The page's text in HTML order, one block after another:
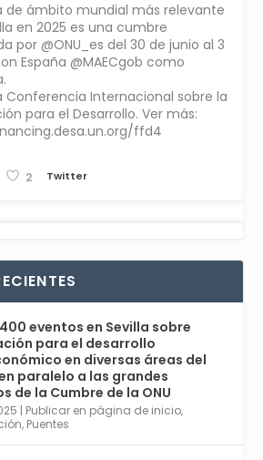
de ámbito mundial más relevante
en 2025 es una cumbre
por @ONU_es del 30 de junio al 3
España @MAECgob como
Conferencia Internacional sobre la
para el Desarrollo. Ver más:
ffd4
2 Twitter
en Sevilla este lunes 2 con la
Internacional sobre Catálisis, y
de Parasitología. Del día 3 al
de Metodología de Ciencias
la Salud; y los días 5 y 6 Jornadas
Industrial.
2 Twitter
eventos en Sevilla sobre
para el desarrollo
en diversas áreas del
paralelo a las grandes
de la Cumbre de la ONU
| Publicar en página de inicio,
, Puentes